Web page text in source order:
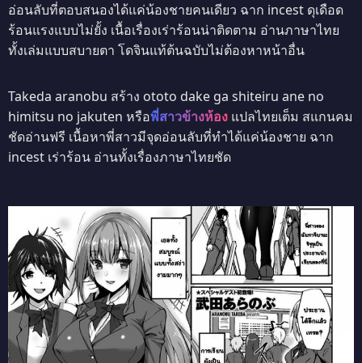
อ่อนลับที่ตอบสนองได้แค่น้องชายคนเดียว ฉาก incest ดุเดือด
ร้อนแรงแบบไม่ยั้ง เนื้อเรื่องเร่าร้อนน่าติดตาม อ่านภาษาไทย
ทั้งเล่มแบบสบายตา โดจินแท้ต้นฉบับไม่ต้องหาหน้าอื่น
Takeda aranobu สร้าง ototo dake ga shiteiru ane no
himitsu no jakuten หรือพี่สาวข้างห้อง แปลไทยเต็ม สแกนคม
ชัดอ่านฟรี เนื้อหาพี่สาวมีจุดอ่อนลับที่ทำได้แค่น้องชาย ฉาก
incest เร่าร้อน อ่านทั้งเรื่องภาษาไทยชัด